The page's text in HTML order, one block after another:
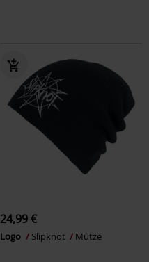
24,99 €
Logo Slipknot Mütze